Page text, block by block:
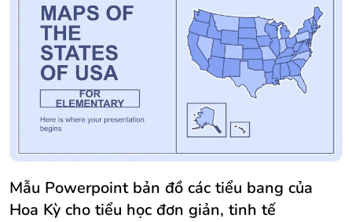
Mẫu Powerpoint bản đồ các tiểu bang của
Hoa Kỳ cho tiểu học đơn giản, tinh tế